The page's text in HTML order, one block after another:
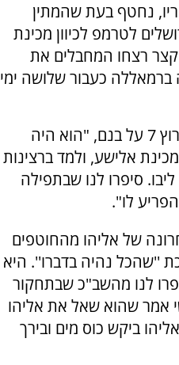
בכור להוריו, נחטף בעת שהמתין
לטרמפ לכיוון מכינת
רצחו המחבלים את
ברמאללה כעבור שלושה ימי
ההורים יתרו ומרים סיפרו לערוץ 7 על בנם, "הוא היה
אלישע, ולמד ברצינות
סיפרו לנו שבתפילה
לו".
של אליהו מהחוטפים
''שהכל נהיה בדברו''. היא
לנו מהשב"כ שבתחקור
אמר שהוא שאל את אליהו
ביקש כוס מים ובירך